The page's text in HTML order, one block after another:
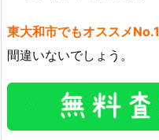
東大和市でもオススメNo.1
間違いないでしょう。